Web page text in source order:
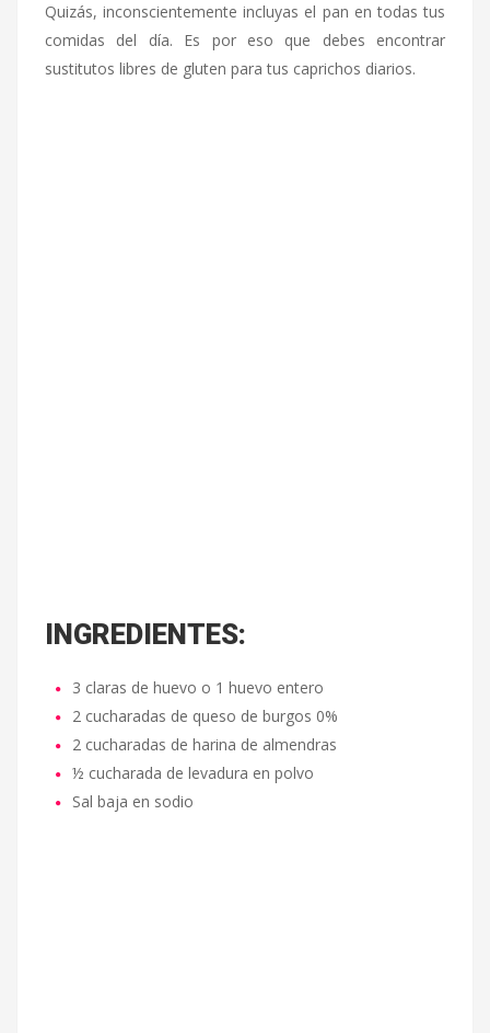
Quizás, inconscientemente incluyas el pan en todas tus
comidas del día. Es por eso que debes encontrar
sustitutos libres de gluten para tus caprichos diarios.
INGREDIENTES:
3 claras de huevo o 1 huevo entero
2 cucharadas de queso de burgos 0%
2 cucharadas de harina de almendras
½ cucharada de levadura en polvo
Sal baja en sodio